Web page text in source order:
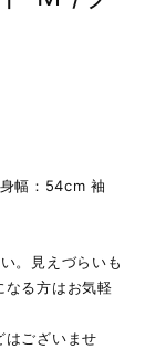
幅：54cm 袖
。見えづらいも
なる方はお気軽
はございませ